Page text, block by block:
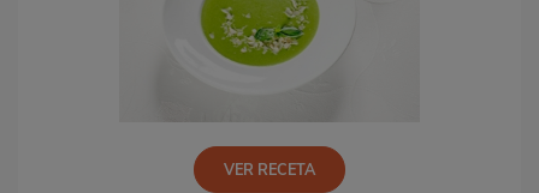
VER RECETA